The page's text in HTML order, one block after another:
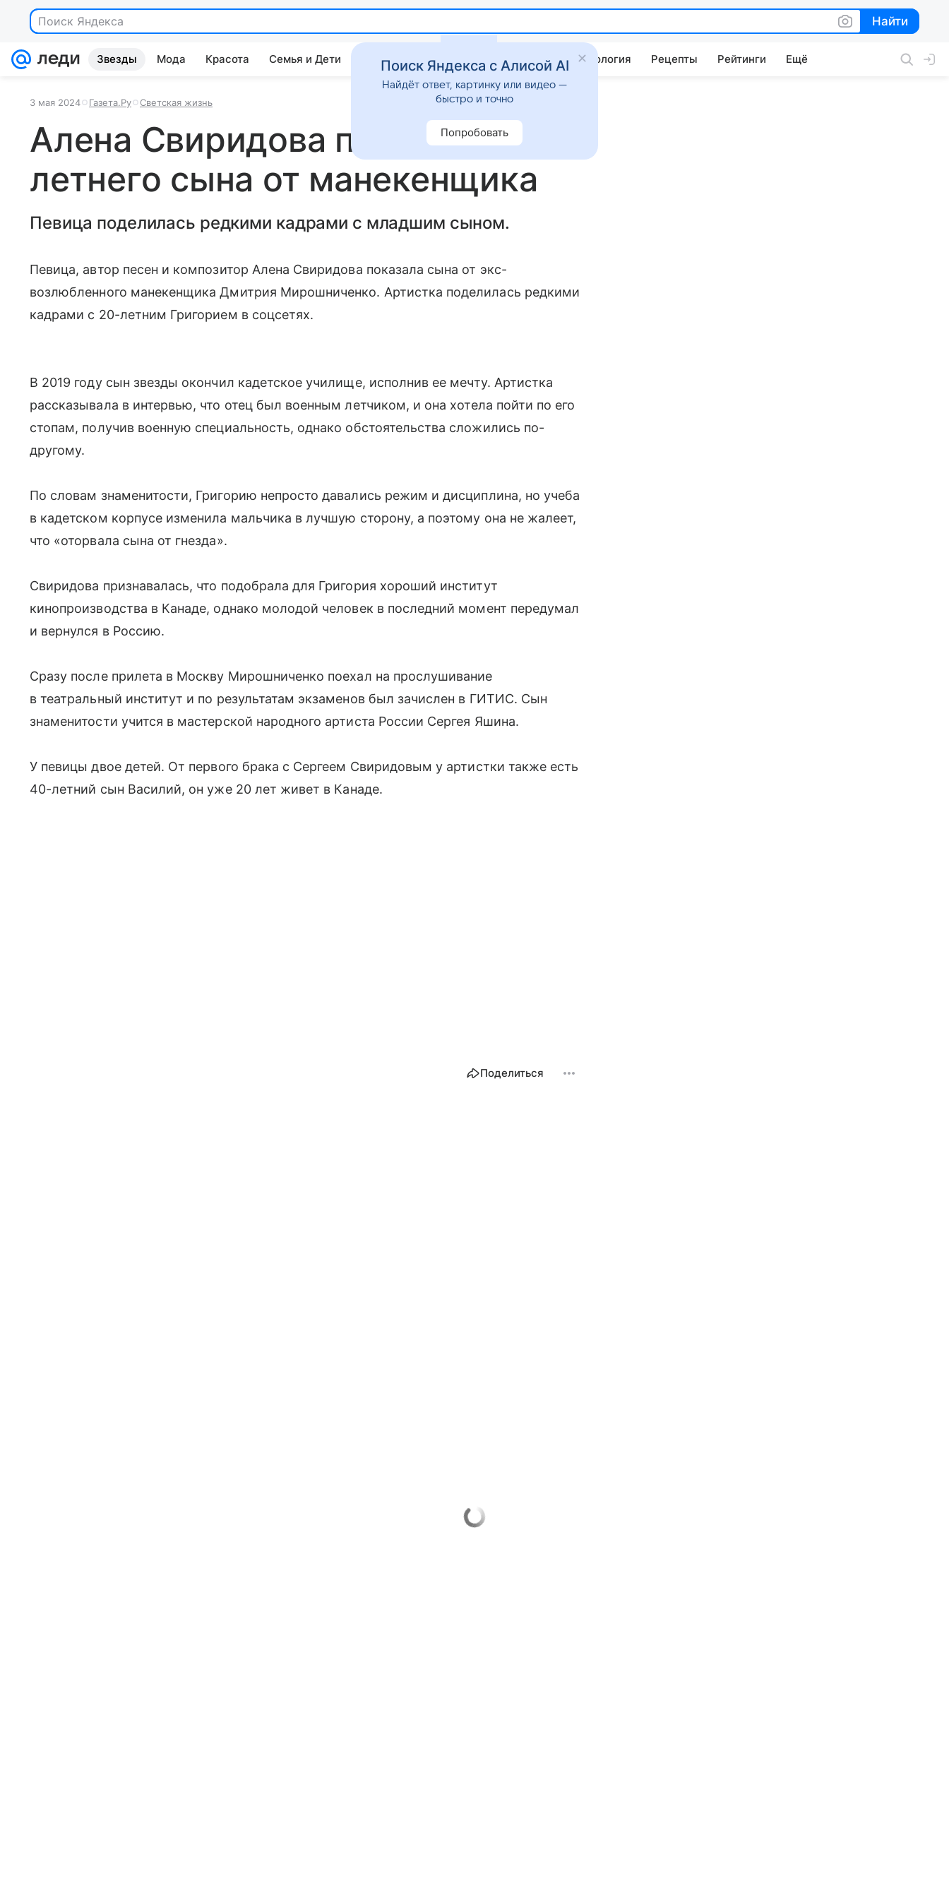
Поиск Яндекса Найти
Найти
Звезды Мода Красота Семья и Дети Дом Гороскопы Стиль жизни Психология Рецепты Рейтинги Ещё
3 мая 2024 Газета.Ру Светская жизнь
Алена Свиридова показала 20-
летнего сына от манекенщика
Певица поделилась редкими кадрами с младшим сыном.
Певица, автор песен и композитор Алена Свиридова показала сына от экс-
возлюбленного манекенщика Дмитрия Мирошниченко. Артистка поделилась редкими
кадрами с 20-летним Григорием в соцсетях.
В 2019 году сын звезды окончил кадетское училище, исполнив ее мечту. Артистка
рассказывала в интервью, что отец был военным летчиком, и она хотела пойти по его
стопам, получив военную специальность, однако обстоятельства сложились по-
другому.
По словам знаменитости, Григорию непросто давались режим и дисциплина, но учеба
в кадетском корпусе изменила мальчика в лучшую сторону, а поэтому она не жалеет,
что «оторвала сына от гнезда».
Свиридова признавалась, что подобрала для Григория хороший институт
кинопроизводства в Канаде, однако молодой человек в последний момент передумал
и вернулся в Россию.
Сразу после прилета в Москву Мирошниченко поехал на прослушивание
в театральный институт и по результатам экзаменов был зачислен в ГИТИС. Сын
знаменитости учится в мастерской народного артиста России Сергея Яшина.
У певицы двое детей. От первого брака с Сергеем Свиридовым у артистки также есть
40-летний сын Василий, он уже 20 лет живет в Канаде.
Поделиться
Поиск Яндекса с Алисой AI
Найдёт ответ, картинку или видео —
быстро и точно
Попробовать